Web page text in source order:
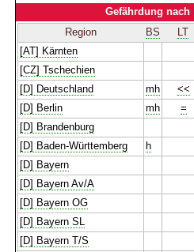
Gefährdung nach
Region
BS LT
[AT] Kärnten
[CZ] Tschechien
[D] Deutschland
mh <<
[D] Berlin
mh =
[D] Brandenburg
[D] Baden-Württemberg
h
[D] Bayern
[D] Bayern Av/A
[D] Bayern OG
[D] Bayern SL
[D] Bayern T/S